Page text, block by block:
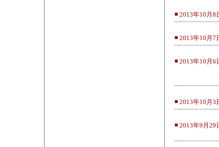
■ 2013年10月8
■ 2013年10月7
■ 2013年10月6
■ 2013年10月3
■ 2013年9月29